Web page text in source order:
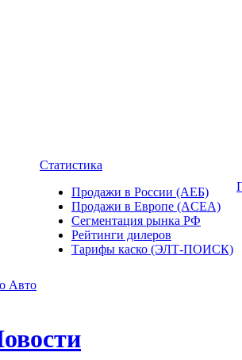
Авто
Статистика
Продажи в России (АЕБ)
Продажи в Европе (ACEA)
Сегментация рынка РФ
Рейтинги дилеров
Тарифы каско (ЭЛТ-ПОИСК)